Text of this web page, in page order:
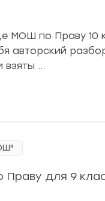
МОШ по Праву 10
авторский
взяты …
для 9